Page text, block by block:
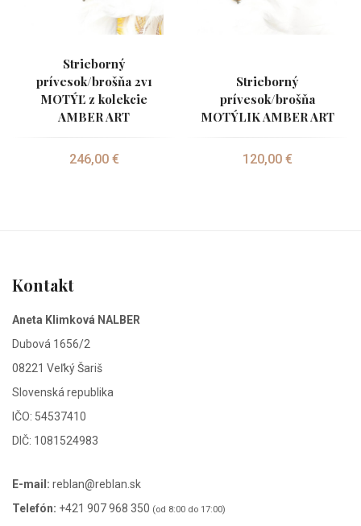
Strieborný
prívesok/brošňa 2v1
MOTÝĽ z kolekcie
AMBER ART
246,00 €
Strieborný
prívesok/brošňa
MOTÝLIK AMBER ART
120,00 €
Kontakt
Aneta Klimková NALBER
Dubová 1656/2
08221 Veľký Šariš
Slovenská republika
IČO: 54537410
DIČ: 1081524983
E-mail: reblan@reblan.sk
Telefón: +421 907 968 350 (od 8:00 do 17:00)